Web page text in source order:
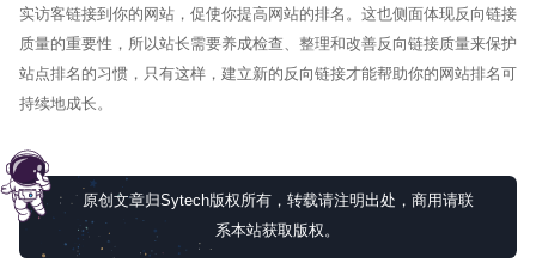
实访客链接到你的网站，促使你提高网站的排名。这也侧面体现反向链接
质量的重要性，所以站长需要养成检查、整理和改善反向链接质量来保护
站点排名的习惯，只有这样，建立新的反向链接才能帮助你的网站排名可
持续地成长。
原创文章归Sytech版权所有，转载请注明出处，商用请联
系本站获取版权。